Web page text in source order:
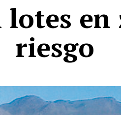
en
riesgo